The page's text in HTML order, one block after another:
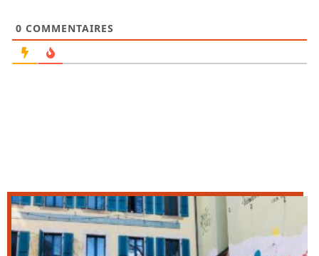
0 COMMENTAIRES